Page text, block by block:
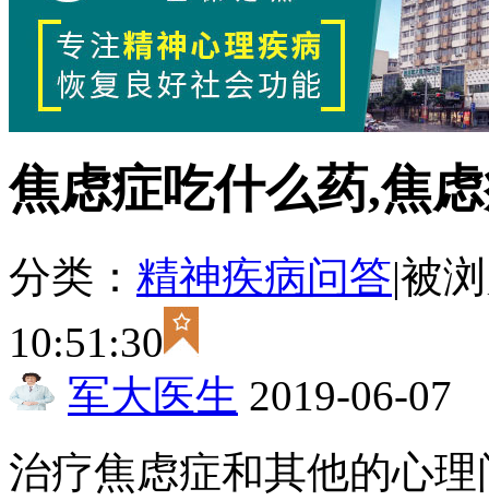
焦虑症吃什么药,焦
分类： 精神疾病问答|被
10:51:30
军大医生 2019-06-07
治疗焦虑症和其他的心